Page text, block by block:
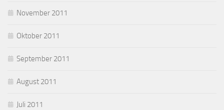
November 2011
Oktober 2011
September 2011
August 2011
Juli 2011